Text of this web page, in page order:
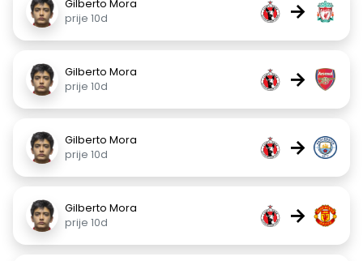
Gilberto Mora
prije 10d
→
Gilberto Mora
prije 10d
→
Gilberto Mora
prije 10d
→
Gilberto Mora
prije 10d
→